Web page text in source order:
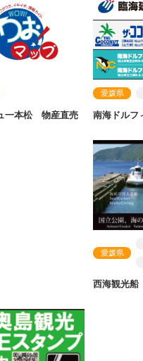
一本松 物産直売
愛媛県
南海ドルフ
愛媛県
西海観光船